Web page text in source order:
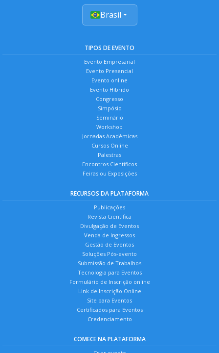
Brasil
TIPOS DE EVENTO
Evento Empresarial
Evento Presencial
Evento online
Evento Híbrido
Congresso
Simpósio
Seminário
Workshop
Jornadas Acadêmicas
Cursos Online
Palestras
Encontros Científicos
Feiras ou Exposições
RECURSOS DA PLATAFORMA
Publicações
Revista Científica
Divulgação de Eventos
Venda de Ingressos
Gestão de Eventos
Soluções Pós-evento
Submissão de Trabalhos
Tecnologia para Eventos
Formulário de Inscrição online
Link de Inscrição Online
Site para Eventos
Certificados para Eventos
Credenciamento
COMECE NA PLATAFORMA